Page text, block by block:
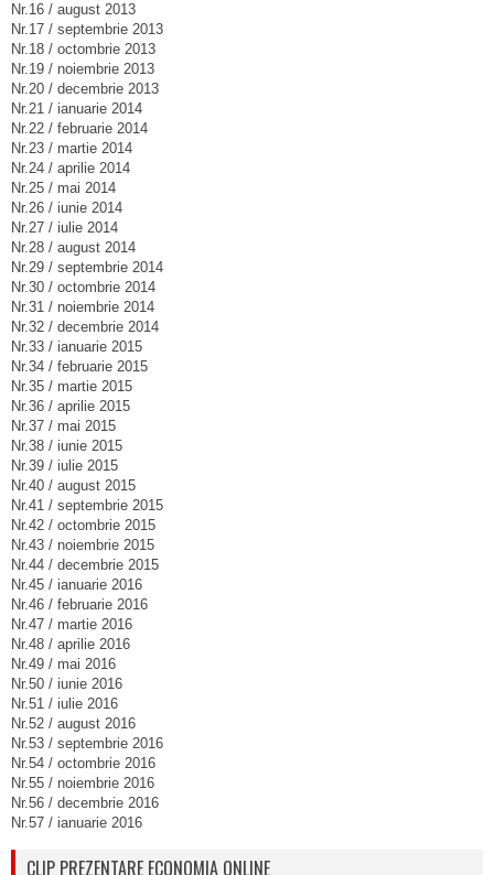
Nr.16 / august 2013
Nr.17 / septembrie 2013
Nr.18 / octombrie 2013
Nr.19 / noiembrie 2013
Nr.20 / decembrie 2013
Nr.21 / ianuarie 2014
Nr.22 / februarie 2014
Nr.23 / martie 2014
Nr.24 / aprilie 2014
Nr.25 / mai 2014
Nr.26 / iunie 2014
Nr.27 / iulie 2014
Nr.28 / august 2014
Nr.29 / septembrie 2014
Nr.30 / octombrie 2014
Nr.31 / noiembrie 2014
Nr.32 / decembrie 2014
Nr.33 / ianuarie 2015
Nr.34 / februarie 2015
Nr.35 / martie 2015
Nr.36 / aprilie 2015
Nr.37 / mai 2015
Nr.38 / iunie 2015
Nr.39 / iulie 2015
Nr.40 / august 2015
Nr.41 / septembrie 2015
Nr.42 / octombrie 2015
Nr.43 / noiembrie 2015
Nr.44 / decembrie 2015
Nr.45 / ianuarie 2016
Nr.46 / februarie 2016
Nr.47 / martie 2016
Nr.48 / aprilie 2016
Nr.49 / mai 2016
Nr.50 / iunie 2016
Nr.51 / iulie 2016
Nr.52 / august 2016
Nr.53 / septembrie 2016
Nr.54 / octombrie 2016
Nr.55 / noiembrie 2016
Nr.56 / decembrie 2016
Nr.57 / ianuarie 2016
CLIP PREZENTARE ECONOMIA ONLINE